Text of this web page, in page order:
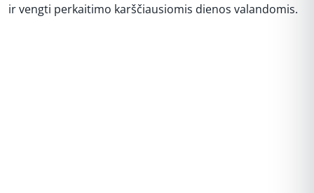
ir vengti perkaitimo karščiausiomis dienos valandomis.